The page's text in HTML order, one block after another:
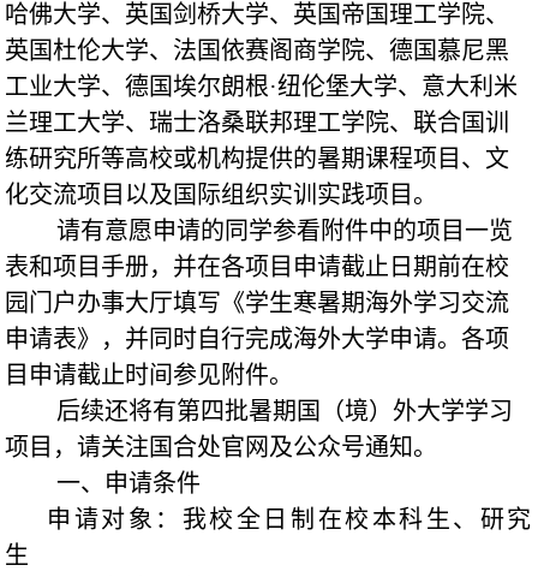
哈佛大学、英国剑桥大学、英国帝国理工学院、
英国杜伦大学、法国依赛阁商学院、德国慕尼黑
工业大学、德国埃尔朗根·纽伦堡大学、意大利米
兰理工大学、瑞士洛桑联邦理工学院、联合国训
练研究所等高校或机构提供的暑期课程项目、文
化交流项目以及国际组织实训实践项目。
请有意愿申请的同学参看附件中的项目一览
表和项目手册，并在各项目申请截止日期前在校
园门户办事大厅填写《学生寒暑期海外学习交流
申请表》，并同时自行完成海外大学申请。各项
目申请截止时间参见附件。
后续还将有第四批暑期国（境）外大学学习
项目，请关注国合处官网及公众号通知。
一、申请条件
申请对象：我校全日制在校本科生、研究
生